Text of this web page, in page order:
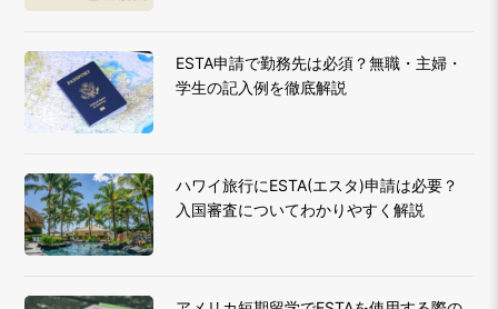
ESTA申請で勤務先は必須？無職・主婦・
学生の記入例を徹底解説
ハワイ旅行にESTA(エスタ)申請は必要？
入国審査についてわかりやすく解説